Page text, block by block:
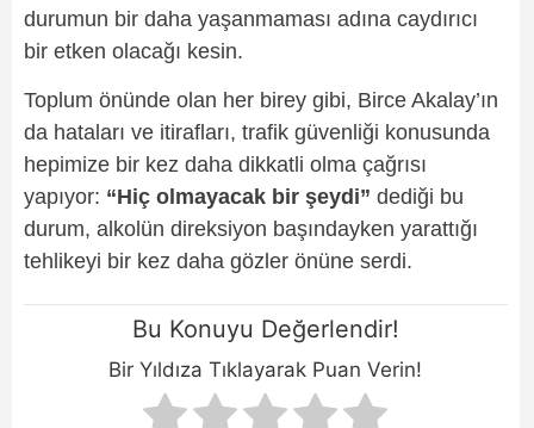
durumun bir daha yaşanmaması adına caydırıcı
bir etken olacağı kesin.
Toplum önünde olan her birey gibi, Birce Akalay’ın
da hataları ve itirafları, trafik güvenliği konusunda
hepimize bir kez daha dikkatli olma çağrısı
yapıyor: “Hiç olmayacak bir şeydi” dediği bu
durum, alkolün direksiyon başındayken yarattığı
tehlikeyi bir kez daha gözler önüne serdi.
Bu Konuyu Değerlendir!
Bir Yıldıza Tıklayarak Puan Verin!